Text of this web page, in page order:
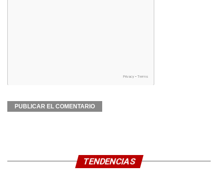
TENDENCIAS